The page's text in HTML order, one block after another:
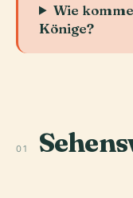
Wie
Könige?
01